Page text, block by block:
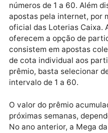
A aposta mínima, no
nas lotéricas de todo o
números de 1 a 60.
apostas pela internet,
oferecem a opção de
consistem em apostas